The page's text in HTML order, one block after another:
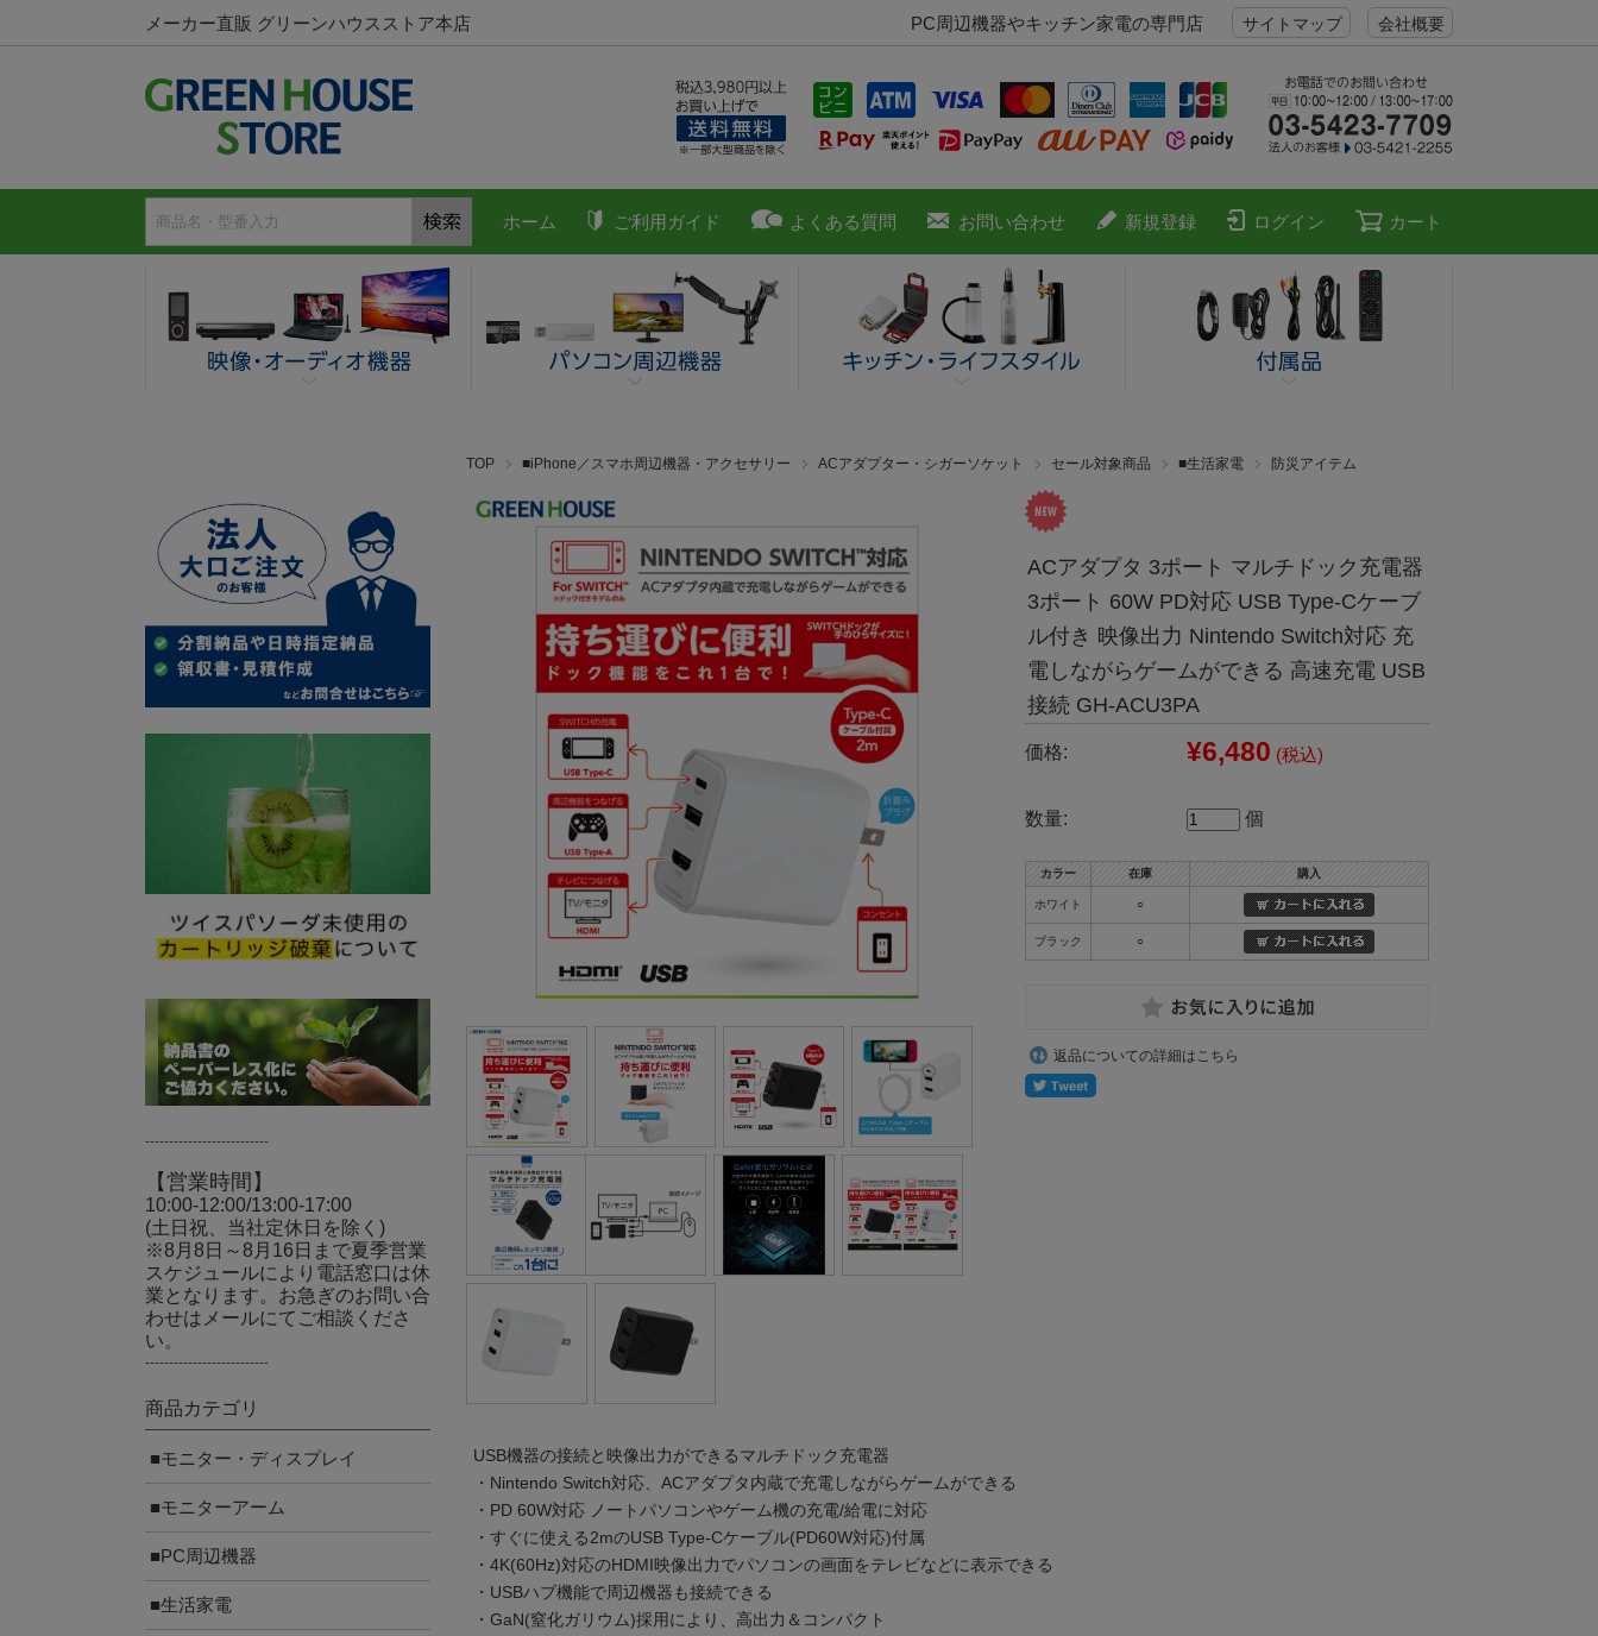
メーカー直販 グリーンハウスストア本店 PC周辺機器やキッチン家電の専門店 サイトマップ 会社概要
ホーム ご利用ガイド よくある質問 お問い合わせ 新規登録 ログイン カート
TOP ■iPhone／スマホ周辺機器・アクセサリー ACアダプター・シガーソケット セール対象商品 ■生活家電 防災アイテム
ACアダプタ 3ポート マルチドック充電器
3ポート 60W PD対応 USB Type-Cケーブ
ル付き 映像出力 Nintendo Switch対応 充
電しながらゲームができる 高速充電 USB
接続 GH-ACU3PA
価格: ¥6,480 (税込)
数量: 個
カラー 在庫 購入
ホワイト ○
ブラック ○
返品についての詳細はこちら
USB機器の接続と映像出力ができるマルチドック充電器
・Nintendo Switch対応、ACアダプタ内蔵で充電しながらゲームができる
・PD 60W対応 ノートパソコンやゲーム機の充電/給電に対応
・すぐに使える2mのUSB Type-Cケーブル(PD60W対応)付属
・4K(60Hz)対応のHDMI映像出力でパソコンの画面をテレビなどに表示できる
・USBハブ機能で周辺機器も接続できる
・GaN(窒化ガリウム)採用により、高出力＆コンパクト
--------------------------
【営業時間】
10:00-12:00/13:00-17:00
(土日祝、当社定休日を除く)
※8月8日～8月16日まで夏季営業
スケジュールにより電話窓口は休
業となります。お急ぎのお問い合
わせはメールにてご相談くださ
い。
--------------------------
商品カテゴリ
■モニター・ディスプレイ
■モニターアーム
■PC周辺機器
■生活家電